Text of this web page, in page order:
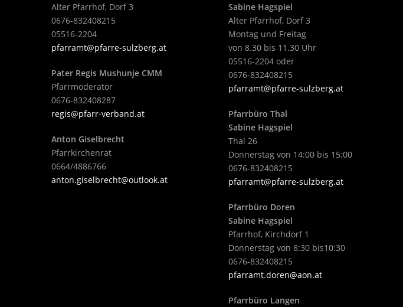
Alter Pfarrhof, Dorf 3
0676-832408215
05516-2204
pfarramt@pfarre-sulzberg.at
Pater Regis Mushunje CMM
Pfarrmoderator
0676-832408287
regis@pfarr-verband.at
Anton Giselbrecht
Pfarrkirchenrat
0664/4886766
anton.giselbrecht@outlook.at
Sabine Hagspiel
Alter Pfarrhof, Dorf 3
Montag und Freitag
von 8.30 bis 11.30 Uhr
05516-2204 oder
0676-832408215
pfarramt@pfarre-sulzberg.at
Pfarrbüro Thal
Sabine Hagspiel
Thal 26
Donnerstag von 14:00 bis 15:00
0676-832408215
pfarramt@pfarre-sulzberg.at
Pfarrbüro Doren
Sabine Hagspiel
Pfarrhof, Kirchdorf 1
Donnerstag von 8:30 bis10:30
0676-832408215
pfarramt.doren@aon.at
Pfarrbüro Langen